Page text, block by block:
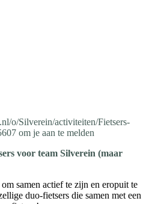
o/Silverein/activiteiten/Fietsers-
om je aan te melden
voor team Silverein (maar
samen actief te zijn en eropuit te
duo-fietsers die samen met een